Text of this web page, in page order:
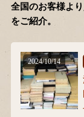
全国のお客様よ
をご紹介。
2024/10/14